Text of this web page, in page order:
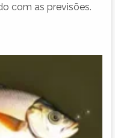
com as previsões.